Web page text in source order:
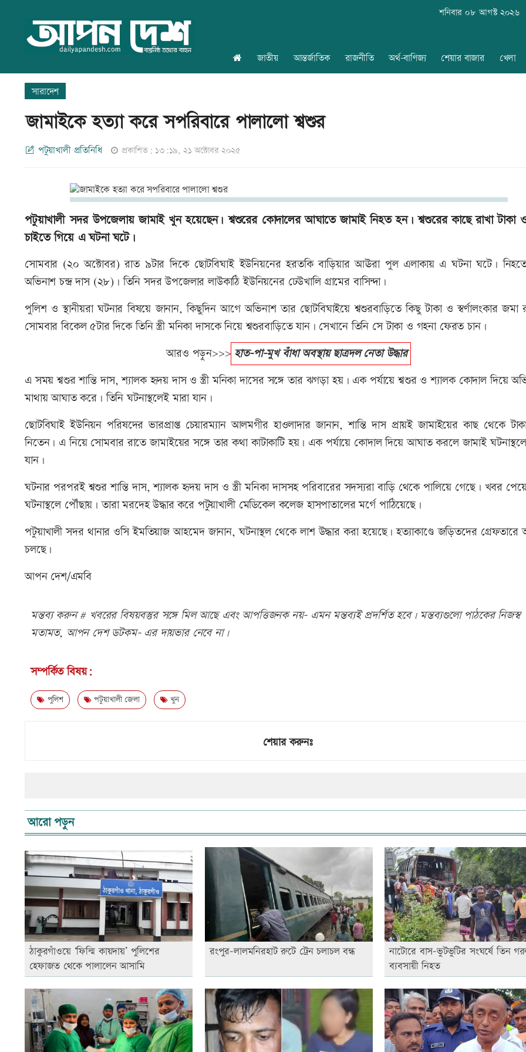
শনিবার ০৮ আগস্ট ২০২৬
জাতীয় আন্তর্জাতিক রাজনীতি অর্থ-বাণিজ্য শেয়ার বাজার খেলা
সারাদেশ
জামাইকে হত্যা করে সপরিবারে পালালো শ্বশুর
পটুয়াখালী প্রতিনিধি প্রকাশিত: ১৩:১৯, ২১ অক্টোবর ২০২৫
পটুয়াখালী সদর উপজেলায় জামাই খুন হয়েছেন। শ্বশুরের কোদালের আঘাতে জামাই নিহত হন। শ্বশুরের কাছে রাখা টাকা
চাইতে গিয়ে এ ঘটনা ঘটে।
সোমবার (২০ অক্টোবর) রাত ৯টার দিকে ছোটবিঘাই ইউনিয়নের হরতকি বাড়িয়ার আঊরা পুল এলাকায় এ ঘটনা ঘটে।
অভিনাশ চন্দ্র দাস (২৮)। তিনি সদর উপজেলার লাউকা‌ঠি ইউনিয়নের ঢেউখালি গ্রামের বাসিন্দা।
পুলিশ ও স্থানীয়রা ঘটনার বিষয়ে জানান, কিছুদিন আগে অভিনাশ তার ছোটবিঘাইয়ে শ্বশুরবাড়িতে কিছু টাকা ও স্বর্ণালংকার জমা
সোমবার বিকেল ৫টার দিকে তিনি স্ত্রী মনিকা দাসকে নিয়ে শ্বশুরবাড়িতে যান। সেখানে তিনি সে টাকা ও গহনা ফেরত চান।
আরও পড়ুন>>> হাত-পা-মুখ বাঁধা অবস্থায় ছাত্রদল নেতা উদ্ধার
এ সময় শ্বশুর শান্তি দাস, শ্যালক হৃদয় দাস ও স্ত্রী মনিকা দাসের সঙ্গে তার ঝগড়া হয়। এক পর্যায়ে শ্বশুর ও শ্যালক কোদাল দিয়ে
মাথায় আঘাত করে। তিনি ঘটনাস্থলেই মারা যান।
ছোটবিঘাই ইউনিয়ন পরিষদের ভারপ্রাপ্ত চেয়ারম্যান আলমগীর হাওলাদার জানান, শান্তি দাস প্রায়ই জামাইয়ের কাছ থেকে
নিতেন। এ নিয়ে সোমবার রাতে জামাইয়ের সঙ্গে তার কথা কাটাকাটি হয়। এক পর্যায়ে কোদাল দিয়ে আঘাত করলে জামাই
যান।
ঘটনার পরপরই শ্বশুর শান্তি দাস, শ্যালক হৃদয় দাস ও স্ত্রী মনিকা দাসসহ পরিবারের সদস্যরা বাড়ি থেকে পালিয়ে গেছে। খবর
ঘটনাস্থলে পৌঁছায়। তারা মরদেহ উদ্ধার করে পটুয়াখালী মেডিকেল কলেজ হাসপাতালের মর্গে পাঠিয়েছে।
পটুয়াখালী সদর থানার ওসি ইমতিয়াজ আহমেদ জানান, ঘটনাস্থল থেকে লাশ উদ্ধার করা হয়েছে। হত্যাকাণ্ডে জড়িতদের গ্রেফতারে
চলছে।
আপন দেশ/এমবি
মন্তব্য করুন # খবরের বিষয়বস্তুর সঙ্গে মিল আছে এবং আপত্তিজনক নয়- এমন মন্তব্যই প্রদর্শিত হবে। মন্তব্যগুলো পাঠকের নিজস্ব
মতামত, আপন দেশ ডটকম- এর দায়ভার নেবে না।
সম্পর্কিত বিষয়:
পুলিশ পটুয়াখালী জেলা খুন
শেয়ার করুনঃ
আরো পড়ুন
ঠাকুরগাঁওয়ে ‘ফিল্মি কায়দায়’ পুলিশের
হেফাজত থেকে পালালেন আসামি
রংপুর-লালমনিরহাট রুটে ট্রেন চলাচল বন্ধ
নাটোরে বাস-ভুটভুটির সংঘর্ষে তিন
ব্যবসায়ী নিহত